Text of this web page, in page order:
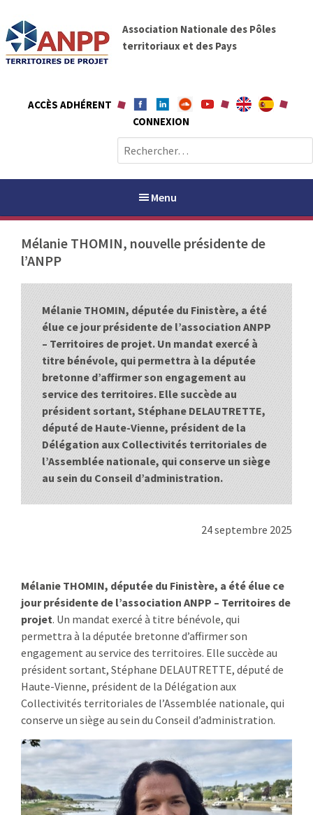
t
A
N
P
P
Association Nationale des Pôles
territoriaux et des Pays
ACCÈS ADHÉRENT
CONNEXION
e
c
c
:
Menu
ANPP
RENCONTRES
PUBLICATIONS
JURIDIQUE
EUROPE
EMPLOI
Mélanie THOMIN, nouvelle présidente de
l’ANPP
Mélanie THOMIN, députée du Finistère, a été
élue ce jour présidente de l’association ANPP
– Territoires de projet. Un mandat exercé à
titre bénévole, qui permettra à la députée
bretonne d’affirmer son engagement au
service des territoires. Elle succède au
président sortant, Stéphane DELAUTRETTE,
député de Haute-Vienne, président de la
Délégation aux Collectivités territoriales de
l’Assemblée nationale, qui conserve un siège
au sein du Conseil d’administration.
24 septembre 2025
Mélanie THOMIN, députée du Finistère, a été élue ce
jour présidente de l’association ANPP – Territoires de
projet. Un mandat exercé à titre bénévole, qui
permettra à la députée bretonne d’affirmer son
engagement au service des territoires. Elle succède au
président sortant, Stéphane DELAUTRETTE, député de
Haute-Vienne, président de la Délégation aux
Collectivités territoriales de l’Assemblée nationale, qui
conserve un siège au sein du Conseil d’administration.